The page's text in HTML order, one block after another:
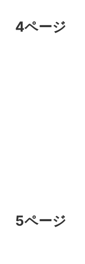
4ページ
5ページ